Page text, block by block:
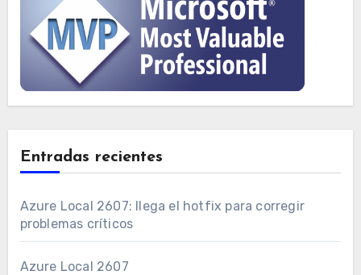
Entradas recientes
Azure Local 2607: llega el hotfix para corregir
problemas críticos
Azure Local 2607